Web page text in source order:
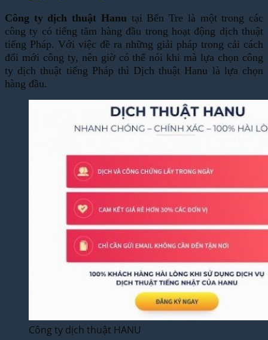
Công ty dịch thuật Hanu tại Bến Tre là một trong các
công ty có tiếng tăm hàng đầu trong hoạt động dịch thuật
tiếng Pháp. Với việc đề ra những giải pháp trong cải cách
đổi mới công ty, nên giờ có thể nói khi mà lựa chọn công
ty dịch thuật tiếng Pháp thì Dịch thuật Hanu là lựa chọn
hàng đầu.
Công ty dịch thuật HANU